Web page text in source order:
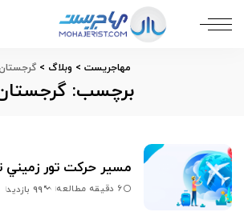
مهاجریست > وبلاگ >
برچسب:
مسير حركت تور زميني
6 دقیقه مطالعه 99 بازدید